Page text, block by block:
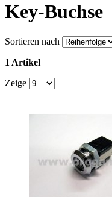
Key-Buchse
Sortieren nach
1 Artikel
Zeige